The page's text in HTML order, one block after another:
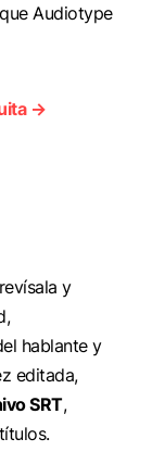
Audiotype
→
y
hablante y
editada,
SRT,